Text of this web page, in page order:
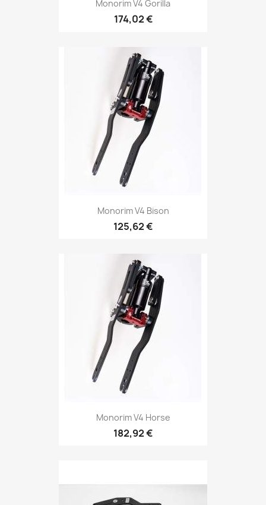
Monorim V4 Gorilla
174,02 €
Monorim V4 Bison
125,62 €
Monorim V4 Horse
182,92 €